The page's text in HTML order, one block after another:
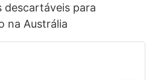
descartáveis ​​para
na Austrália